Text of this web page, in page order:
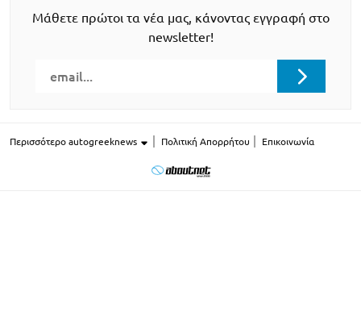
Μάθετε πρώτοι τα νέα μας, κάνοντας εγγραφή στο
newsletter!
Περισσότερο autogreeknews Πολιτική Απορρήτου Επικοινωνία